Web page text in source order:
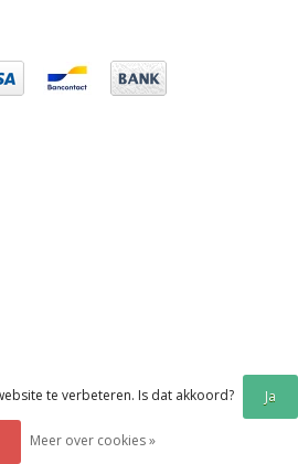
te verbeteren. Is dat akkoord? Ja
Meer over cookies »